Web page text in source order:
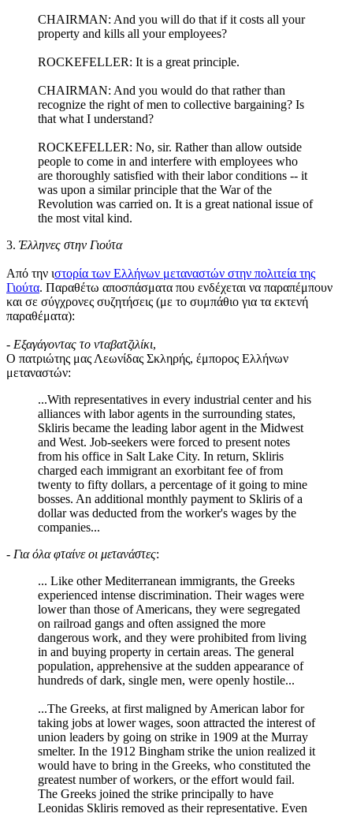
CHAIRMAN: And you will do that if it costs all your
property and kills all your employees?
ROCKEFELLER: It is a great principle.
CHAIRMAN: And you would do that rather than
recognize the right of men to collective bargaining? Is
that what I understand?
ROCKEFELLER: No, sir. Rather than allow outside
people to come in and interfere with employees who
are thoroughly satisfied with their labor conditions -- it
was upon a similar principle that the War of the
Revolution was carried on. It is a great national issue of
the most vital kind.
3. Έλληνες στην Γιούτα
Από την ιστορία των Ελλήνων μεταναστών στην πολιτεία της
Γιούτα. Παραθέτω αποσπάσματα που ενδέχεται να παραπέμπουν
και σε σύγχρονες συζητήσεις (με το συμπάθιο για τα εκτενή
παραθέματα):
- Εξαγάγοντας το νταβατζιλίκι,
Ο πατριώτης μας Λεωνίδας Σκληρής, έμπορος Ελλήνων
μεταναστών:
...With representatives in every industrial center and his
alliances with labor agents in the surrounding states,
Skliris became the leading labor agent in the Midwest
and West. Job-seekers were forced to present notes
from his office in Salt Lake City. In return, Skliris
charged each immigrant an exorbitant fee of from
twenty to fifty dollars, a percentage of it going to mine
bosses. An additional monthly payment to Skliris of a
dollar was deducted from the worker's wages by the
companies...
- Για όλα φταίνε οι μετανάστες:
... Like other Mediterranean immigrants, the Greeks
experienced intense discrimination. Their wages were
lower than those of Americans, they were segregated
on railroad gangs and often assigned the more
dangerous work, and they were prohibited from living
in and buying property in certain areas. The general
population, apprehensive at the sudden appearance of
hundreds of dark, single men, were openly hostile...
...The Greeks, at first maligned by American labor for
taking jobs at lower wages, soon attracted the interest of
union leaders by going on strike in 1909 at the Murray
smelter. In the 1912 Bingham strike the union realized it
would have to bring in the Greeks, who constituted the
greatest number of workers, or the effort would fail.
The Greeks joined the strike principally to have
Leonidas Skliris removed as their representative. Even